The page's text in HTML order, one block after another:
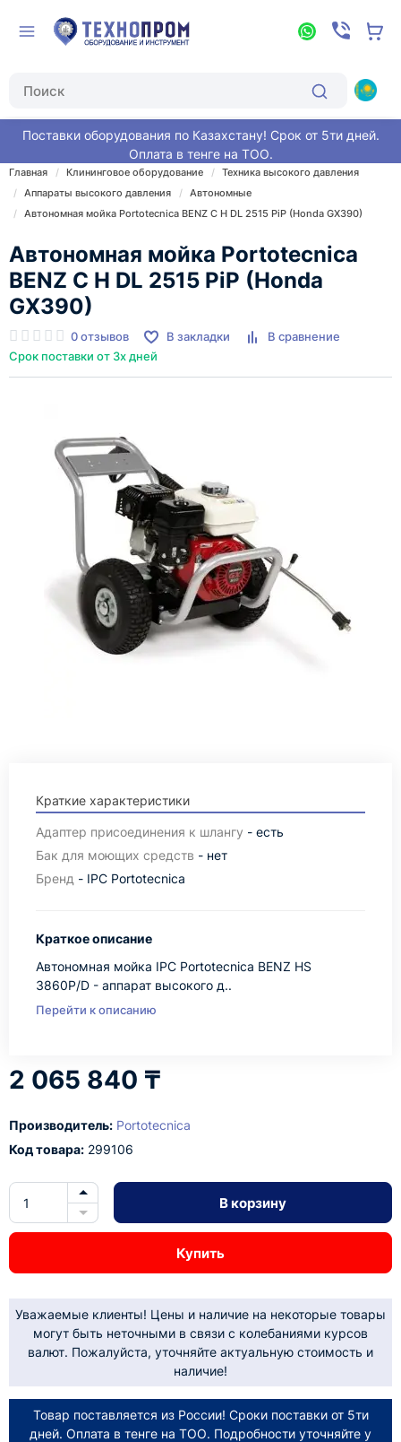
Поставки оборудования по Казахстану! Срок от 5ти дней.
Оплата в тенге на ТОО.
Главная Клининговое оборудование
Техника высокого давления
Аппараты высокого давления
Автономные
Автономная мойка Portotecnica BENZ C H DL 2515 PiP (Honda GX390)
Автономная мойка Portotecnica
BENZ C H DL 2515 PiP (Honda
GX390)
0 отзывов В закладки
В сравнение
Срок поставки от 3х дней
Краткие характеристики
Адаптер присоединения к шлангу - есть
Бак для моющих средств - нет
Бренд - IPC Portotecnica
Краткое описание
Автономная мойка IPC Portotecnica BENZ HS
3860P/D - аппарат высокого д..
Перейти к описанию
2 065 840 ₸
Производитель: Portotecnica
Код товара: 299106
В корзину
Купить
Уважаемые клиенты! Цены и наличие на некоторые товары
могут быть неточными в связи с колебаниями курсов
валют. Пожалуйста, уточняйте актуальную стоимость и
наличие!
Товар поставляется из России! Сроки поставки от 5ти
дней. Оплата в тенге на ТОО. Подробности уточняйте у